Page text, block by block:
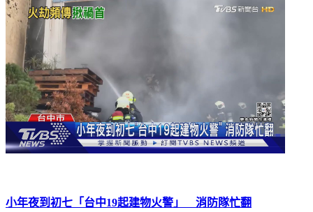
小年夜到初七「台中19起建物火警」 消防隊忙翻